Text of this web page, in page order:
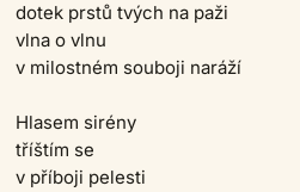
dotek prstů tvých na paži
vlna o vlnu
v milostném souboji naráží
Hlasem sirény
tříštím se
v příboji pelesti